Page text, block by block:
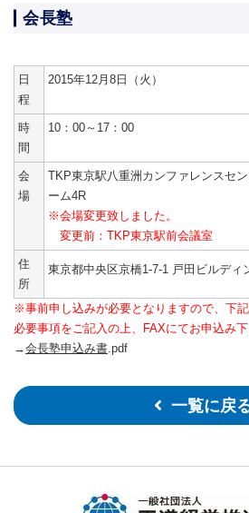
会長塾
日
程
2015年12月8日（火）
時
間
10：00～17：00
会
場
TKP東京駅八重洲カンファレンスセ
ーム4R
※会場変更致しました。
変更前：TKP東京駅前会議室
住
所
東京都中央区京橋1-7-1 戸田ビルデ
※事前申し込みが必要となりますので、下
必要事項をご記入の上、FAXにてお申込み下
→会長塾申込み書.pdf
一覧に戻